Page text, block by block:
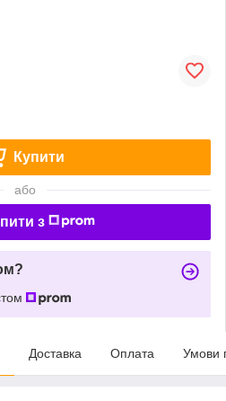
Купити
або
з
Доставка Оплата Умови